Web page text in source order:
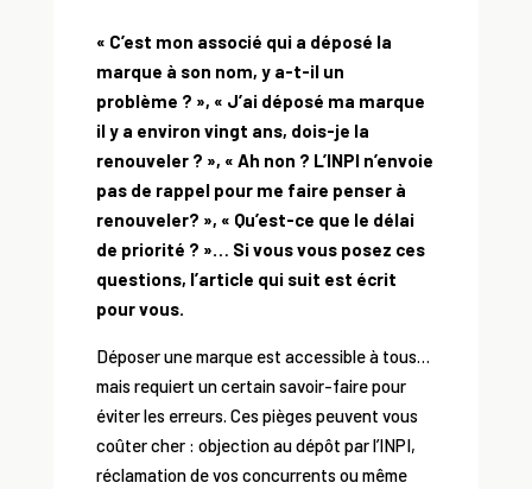
« C’est mon associé qui a déposé la
marque à son nom, y a-t-il un
problème ? », « J’ai déposé ma marque
il y a environ vingt ans, dois-je la
renouveler ? », « Ah non ? L’INPI n’envoie
pas de rappel pour me faire penser à
renouveler? », « Qu’est-ce que le délai
de priorité ? »… Si vous vous posez ces
questions, l’article qui suit est écrit
pour vous.
Déposer une marque est accessible à tous…
mais requiert un certain savoir-faire pour
éviter les erreurs. Ces pièges peuvent vous
coûter cher : objection au dépôt par l’INPI,
réclamation de vos concurrents ou même